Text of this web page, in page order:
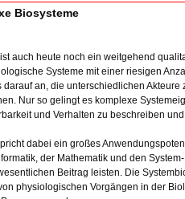
Biosysteme
auch heute noch ein weitgehend
Systeme mit einer riesigen
an, die unterschiedlichen
Nur so gelingt es komplexe
und Verhalten zu beschreiben
dabei ein großes
der Mathematik und den
Beitrag leisten. Die
physiologischen Vorgängen in der